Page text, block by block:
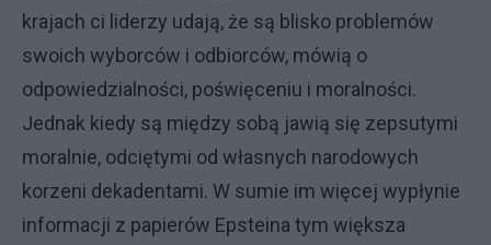
krajach ci liderzy udają, że są blisko problemów
swoich wyborców i odbiorców, mówią o
odpowiedzialności, poświęceniu i moralności.
Jednak kiedy są między sobą jawią się zepsutymi
moralnie, odciętymi od własnych narodowych
korzeni dekadentami. W sumie im więcej wypłynie
informacji z papierów Epsteina tym większa